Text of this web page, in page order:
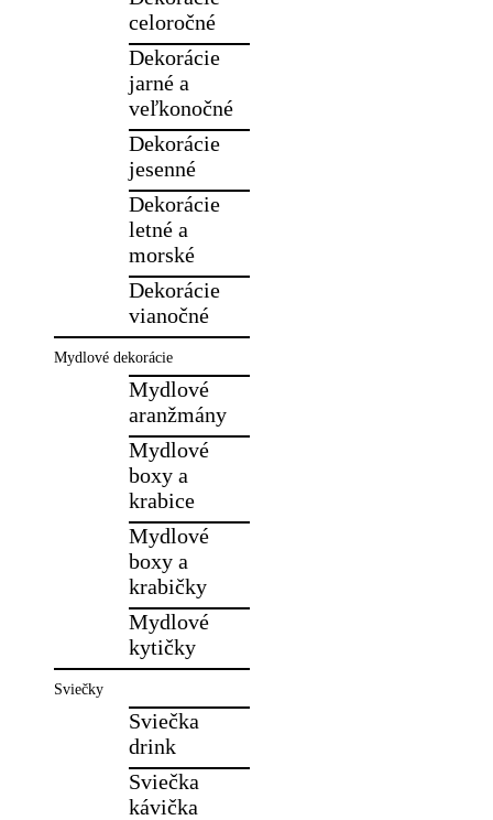
celoročné
Dekorácie
jarné a
veľkonočné
Dekorácie
jesenné
Dekorácie
letné a
morské
Dekorácie
vianočné
Mydlové dekorácie
Mydlové
aranžmány
Mydlové
boxy a
krabice
Mydlové
boxy a
krabičky
Mydlové
kytičky
Sviečky
Sviečka
drink
Sviečka
kávička